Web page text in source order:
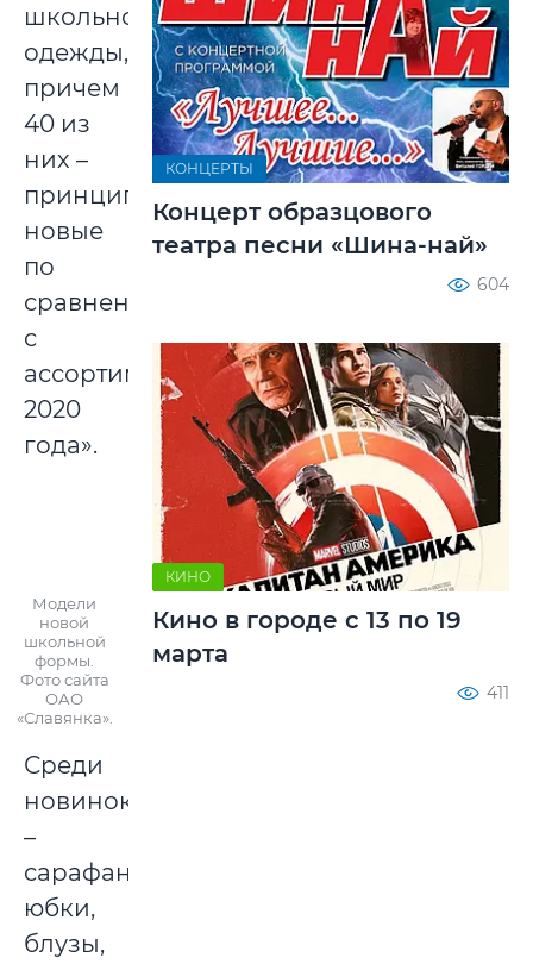
школьной
одежды,
причем
40 из
них –
принципиально
новые
по
сравнению
с
ассортиментом
2020
года».
Модели
новой
школьной
формы.
Фото сайта
ОАО
«Славянка».
Среди
новинок
–
сарафаны,
юбки,
блузы,
КОНЦЕРТЫ
Концерт образцового
театра песни «Шина-най»
604
КИНО
Кино в городе с 13 по 19
марта
411